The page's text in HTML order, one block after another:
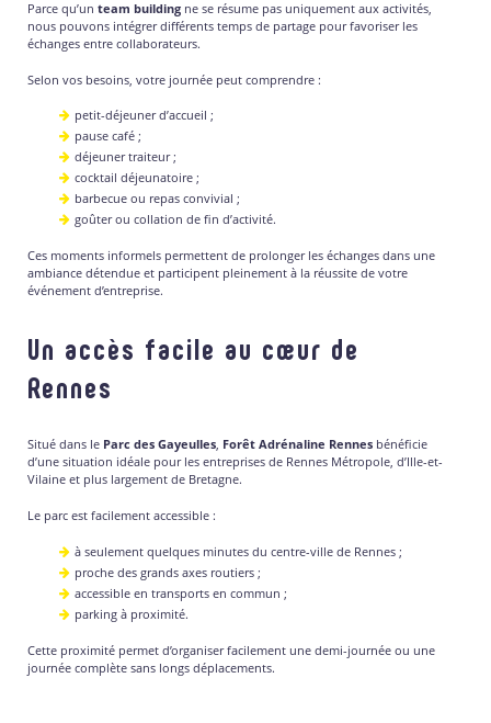
Parce qu’un team building ne se résume pas uniquement aux activités,
nous pouvons intégrer différents temps de partage pour favoriser les
échanges entre collaborateurs.
Selon vos besoins, votre journée peut comprendre :
petit-déjeuner d’accueil ;
pause café ;
déjeuner traiteur ;
cocktail déjeunatoire ;
barbecue ou repas convivial ;
goûter ou collation de fin d’activité.
Ces moments informels permettent de prolonger les échanges dans une
ambiance détendue et participent pleinement à la réussite de votre
événement d’entreprise.
Un accès facile au cœur de
Rennes
Situé dans le Parc des Gayeulles, Forêt Adrénaline Rennes bénéficie
d’une situation idéale pour les entreprises de Rennes Métropole, d’Ille-et-
Vilaine et plus largement de Bretagne.
Le parc est facilement accessible :
à seulement quelques minutes du centre-ville de Rennes ;
proche des grands axes routiers ;
accessible en transports en commun ;
parking à proximité.
Cette proximité permet d’organiser facilement une demi-journée ou une
journée complète sans longs déplacements.